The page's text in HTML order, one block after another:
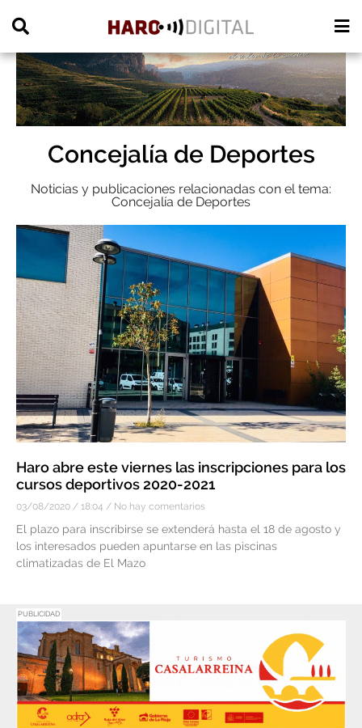
Concejalía de Deportes
Noticias y publicaciones relacionadas con el tema:
Concejalía de Deportes
Haro abre este viernes las inscripciones para los
cursos deportivos 2020-2021
03/08/2020 18:04 No hay comentarios
El plazo para inscribirse se extenderá hasta el 18 de agosto y
los interesados pueden apuntarse en las piscinas
climatizadas de El Mazo
PUBLICIDAD